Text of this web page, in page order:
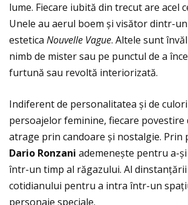
lume. Fiecare iubită din trecut are acel
Unele au aerul boem și visător dintr-
estetica Nouvelle Vague. Altele sunt
nimb de mister sau pe punctul de a
furtună sau revoltă interiorizată.
Indiferent de personalitatea și de
persoajelor feminine, fiecare povestire
atrage prin candoare și nostalgie. Prin
Dario Ronzani ademenește pentru a-
într-un timp al răgazului. Al
cotidianului pentru a intra într-un
personaje speciale.